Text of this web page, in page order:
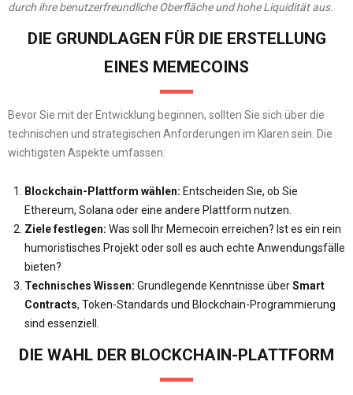
durch ihre benutzerfreundliche Oberfläche und hohe Liquidität aus.
DIE GRUNDLAGEN FÜR DIE ERSTELLUNG
EINES MEMECOINS
Bevor Sie mit der Entwicklung beginnen, sollten Sie sich über die
technischen und strategischen Anforderungen im Klaren sein. Die
wichtigsten Aspekte umfassen:
Blockchain-Plattform wählen: Entscheiden Sie, ob Sie
Ethereum, Solana oder eine andere Plattform nutzen.
Ziele festlegen: Was soll Ihr Memecoin erreichen? Ist es ein rein
humoristisches Projekt oder soll es auch echte Anwendungsfälle
bieten?
Technisches Wissen: Grundlegende Kenntnisse überSmart
Contracts, Token-Standards und Blockchain-Programmierung
sind essenziell.
DIE WAHL DER BLOCKCHAIN-PLATTFORM